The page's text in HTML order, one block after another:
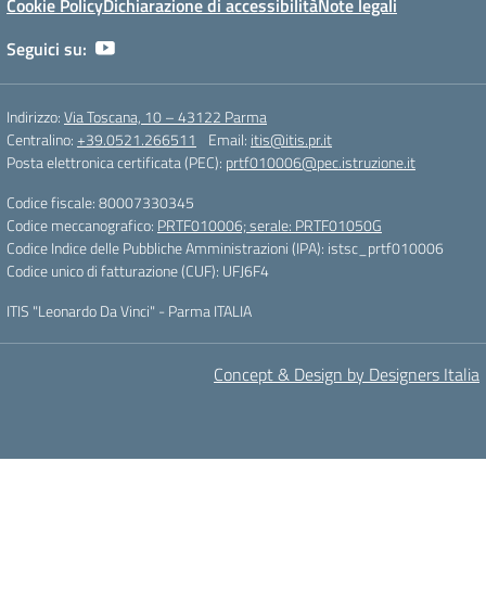
Cookie PolicyDichiarazione di accessibilitàNote legali
Seguici su:
Indirizzo:Via Toscana, 10 – 43122 Parma
Centralino:+39.0521.266511 Email: itis@itis.pr.it
Posta elettronica certificata (PEC): prtf010006@pec.istruzione.it
Codice fiscale: 80007330345
Codice meccanografico: PRTF010006; serale: PRTF01050G
Codice Indice delle Pubbliche Amministrazioni (IPA): istsc_prtf010006
Codice unico di fatturazione (CUF): UFJ6F4
ITIS "Leonardo Da Vinci" - Parma ITALIA
Concept & Design by Designers Italia